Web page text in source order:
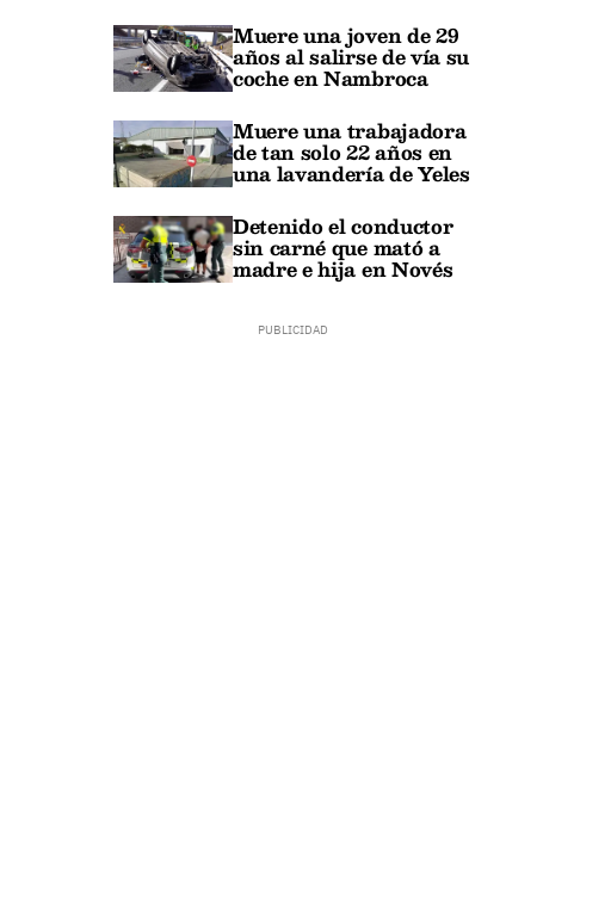
Muere una joven de 29
años al salirse de vía su
coche en Nambroca
Muere una trabajadora
de tan solo 22 años en
una lavandería de Yeles
Detenido el conductor
sin carné que mató a
madre e hija en Novés